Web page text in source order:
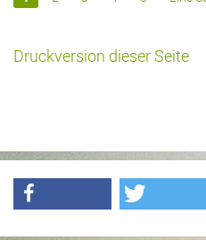
Druckversion dieser Seite